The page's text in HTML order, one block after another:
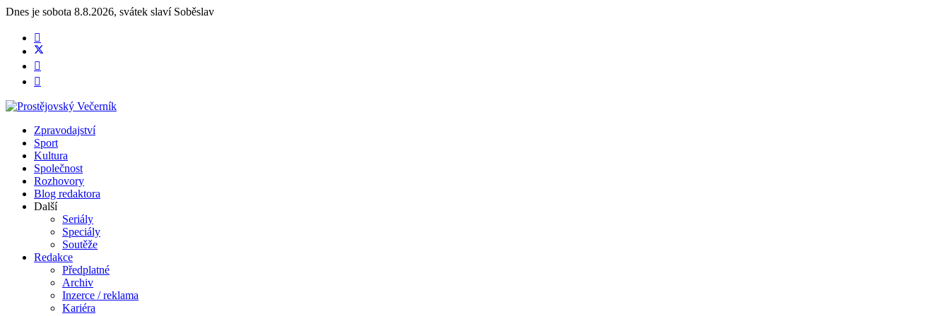
Dnes je sobota 8.8.2026, svátek slaví Soběslav
Zpravodajství
Sport
Kultura
Společnost
Rozhovory
Blog redaktora
Další
Seriály
Speciály
Soutěže
Redakce
Předplatné
Archiv
Inzerce / reklama
Kariéra